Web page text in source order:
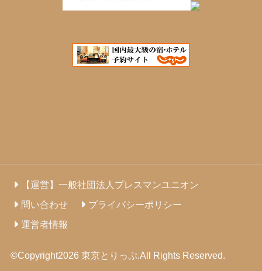
【運営】一般社団法人プレスマンユニオン
問い合わせ
プライバシーポリシー
運営者情報
©Copyright2026 東京とりっぷ.All Rights Reserved.